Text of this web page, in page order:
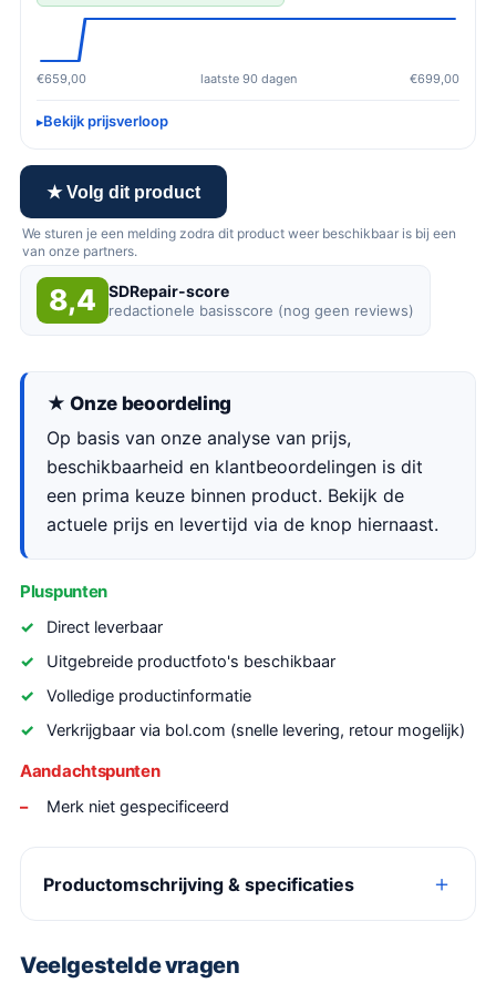
€659,00 laatste 90 dagen €699,00
Bekijk prijsverloop
★ Volg dit product
We sturen je een melding zodra dit product weer beschikbaar is bij een
van onze partners.
8,4 SDRepair-score
redactionele basisscore (nog geen reviews)
★ Onze beoordeling
Op basis van onze analyse van prijs,
beschikbaarheid en klantbeoordelingen is dit
een prima keuze binnen product. Bekijk de
actuele prijs en levertijd via de knop hiernaast.
Pluspunten
Direct leverbaar
Uitgebreide productfoto's beschikbaar
Volledige productinformatie
Verkrijgbaar via bol.com (snelle levering, retour mogelijk)
Aandachtspunten
Merk niet gespecificeerd
Productomschrijving & specificaties
Veelgestelde vragen